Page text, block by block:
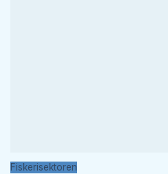
Fiskerisektoren